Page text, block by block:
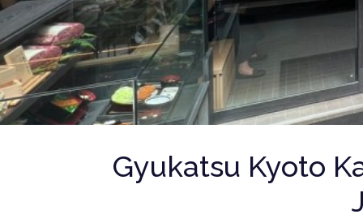
Gyukatsu Kyoto